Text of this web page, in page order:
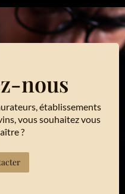
nous
établissements
vous souhaitez vous
?